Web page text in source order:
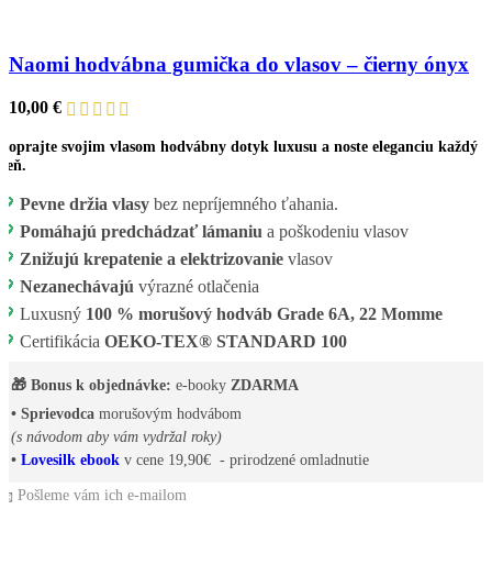
Naomi hodvábna gumička do vlasov – čierny ónyx
10,00 €
svojim vlasom hodvábny dotyk luxusu a noste eleganciu každý
Pevne držia vlasy bez nepríjemného ťahania.
Pomáhajú predchádzať lámaniu a poškodeniu vlasov
Znižujú krepatenie a elektrizovanie vlasov
Nezanechávajú výrazné otlačenia
Luxusný 100 % morušový hodváb Grade 6A, 22 Momme
Certifikácia OEKO-TEX® STANDARD 100
🎁 Bonus k objednávke: e-booky ZDARMA
• Sprievodca morušovým hodvábom
(s návodom aby vám vydržal roky)
• Lovesilk ebook v cene 19,90€ - prirodzené omladnutie
Pošleme vám ich e-mailom